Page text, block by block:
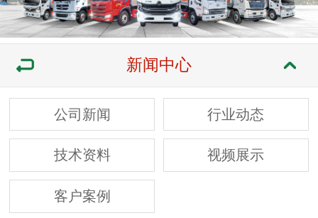
新闻中心
公司新闻 行业动态
技术资料 视频展示
客户案例